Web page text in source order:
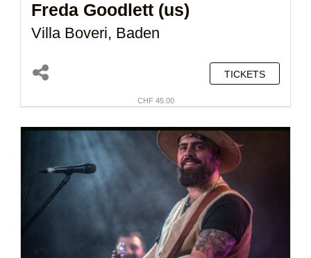
Freda Goodlett (us)
Villa Boveri, Baden
TICKETS
CHF 45.00